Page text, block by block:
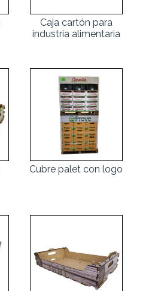
Caja cartón para
industria alimentaria
Cubre palet con logo